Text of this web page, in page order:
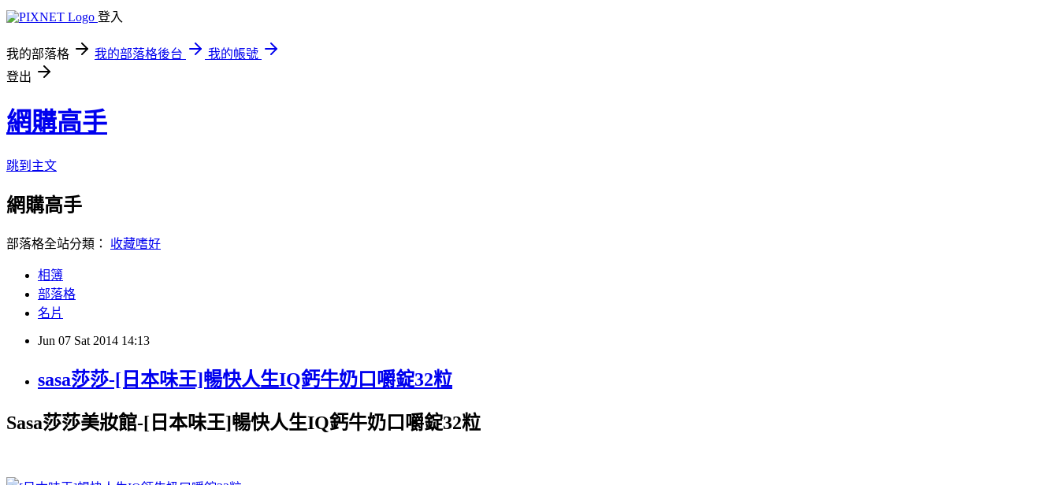
登入
我的部落格 我的部落格後台
我的帳號
登出
網購高手
跳到主文
網購高手
部落格全站分類： 收藏嗜好
相簿
部落格
名片
Jun 07 Sat 2014 14:13
sasa莎莎-[日本味王]暢快人生IQ鈣牛奶口嚼錠32粒
Sasa莎莎美妝館-[日本味王]暢快人生IQ鈣牛奶口嚼錠32粒